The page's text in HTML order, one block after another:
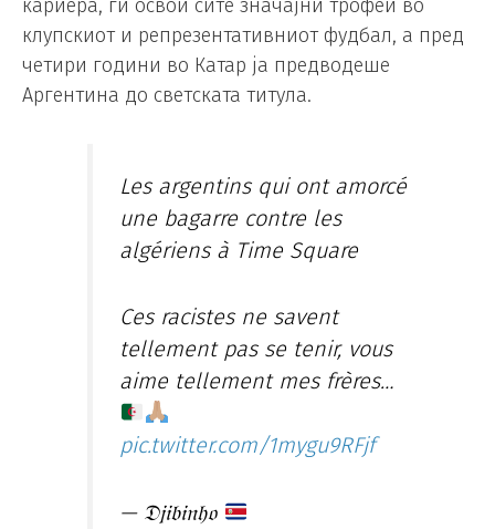
кариера, ги освои сите значајни трофеи во
клупскиот и репрезентативниот фудбал, а пред
четири години во Катар ја предводеше
Аргентина до светската титула.
Les argentins qui ont amorcé
une bagarre contre les
algériens à Time Square
Ces racistes ne savent
tellement pas se tenir, vous
aime tellement mes frères…
pic.twitter.com/1mygu9RFjf
— 𝔇𝔧𝔦𝔟𝔦𝔫𝔥𝔬